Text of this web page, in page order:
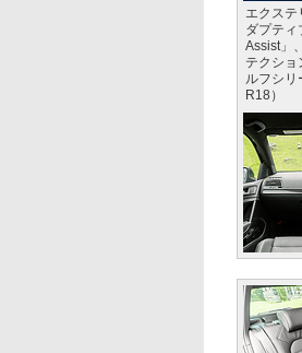
エクステ
ダプティ
Assist」
テクショ
ルフシ
R18）